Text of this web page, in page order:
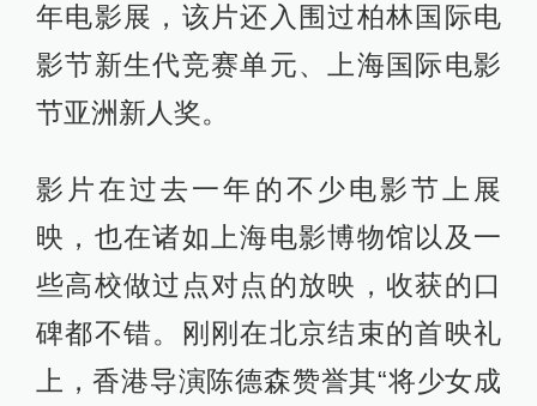
年电影展，该片还入围过柏林国际电
影节新生代竞赛单元、上海国际电影
节亚洲新人奖。
影片在过去一年的不少电影节上展
映，也在诸如上海电影博物馆以及一
些高校做过点对点的放映，收获的口
碑都不错。刚刚在北京结束的首映礼
上，香港导演陈德森赞誉其“将少女成